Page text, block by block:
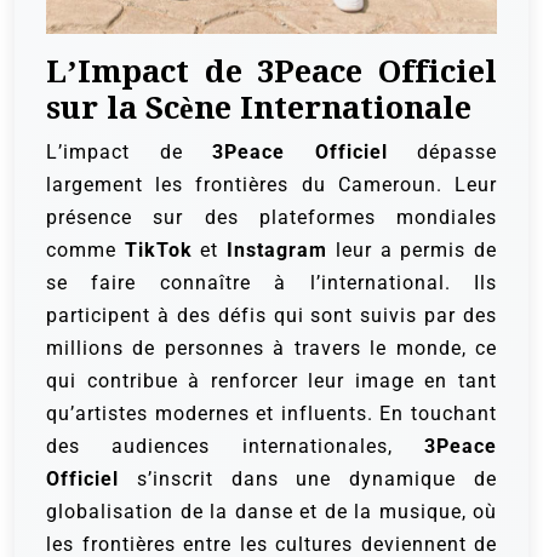
L’Impact de 3Peace Officiel
sur la Scène Internationale
L’impact de 3Peace Officiel dépasse
largement les frontières du Cameroun. Leur
présence sur des plateformes mondiales
comme TikTok et Instagram leur a permis de
se faire connaître à l’international. Ils
participent à des défis qui sont suivis par des
millions de personnes à travers le monde, ce
qui contribue à renforcer leur image en tant
qu’artistes modernes et influents. En touchant
des audiences internationales, 3Peace
Officiel s’inscrit dans une dynamique de
globalisation de la danse et de la musique, où
les frontières entre les cultures deviennent de